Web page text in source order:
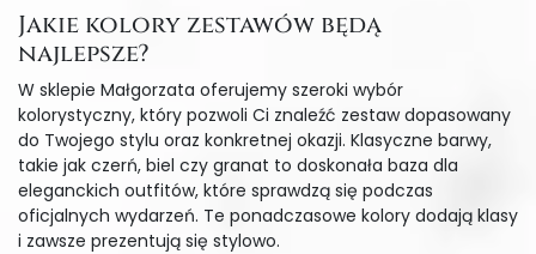
Jakie kolory zestawów będą
najlepsze?
W sklepie Małgorzata oferujemy szeroki wybór
kolorystyczny, który pozwoli Ci znaleźć zestaw dopasowany
do Twojego stylu oraz konkretnej okazji. Klasyczne barwy,
takie jak czerń, biel czy granat to doskonała baza dla
eleganckich outfitów, które sprawdzą się podczas
oficjalnych wydarzeń. Te ponadczasowe kolory dodają klasy
i zawsze prezentują się stylowo.